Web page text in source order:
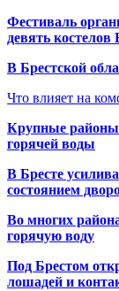
Фестиваль
девять костелов
В Брестской
Что влияет на
Крупные районы
горячей воды
В Бресте
состоянием
Во многих
горячую воду
Под Брестом
лошадей и